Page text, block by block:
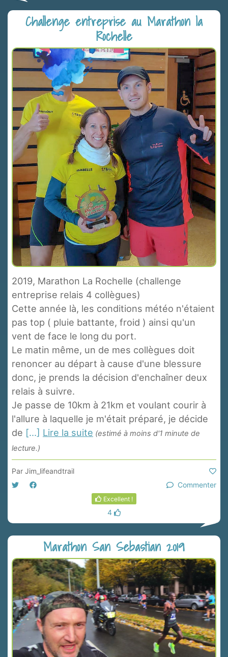
Challenge entreprise au Marathon la
Rochelle
2019, Marathon La Rochelle (challenge
entreprise relais 4 collègues)
Cette année là, les conditions météo n'étaient
pas top ( pluie battante, froid ) ainsi qu'un
vent de face le long du port.
Le matin même, un de mes collègues doit
renoncer au départ à cause d'une blessure
donc, je prends la décision d'enchaîner deux
relais à suivre.
Je passe de 10km à 21km et voulant courir à
l'allure à laquelle je m'était préparé, je décide
de [...] Lire la suite (estimé à moins d'1 minute de
lecture.)
Par Jim_lifeandtrail
Commenter
Excellent !
4
Marathon San Sebastian 2019